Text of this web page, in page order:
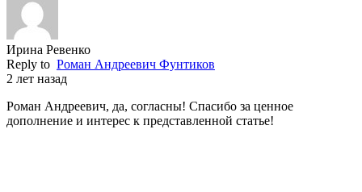
Ирина Ревенко
Reply to Роман Андреевич Фунтиков
2 лет назад
Роман Андреевич, да, согласны! Спасибо за ценное
дополнение и интерес к представленной статье!